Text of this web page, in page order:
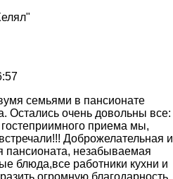
семьями в пансионате
Остались очень довольны все:
приема мы,
Доброжелательная и
пансионата, незабываемая
блюда,все работники кухни и
огромную благодарность